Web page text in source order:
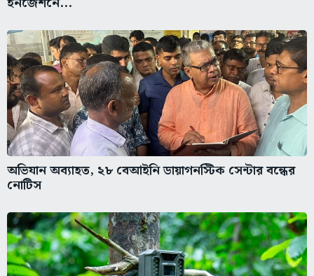
অভিযান অব্যাহত, ২৮ বেআইনি ডায়াগনস্টিক সেন্টার বন্ধের
নোটিস